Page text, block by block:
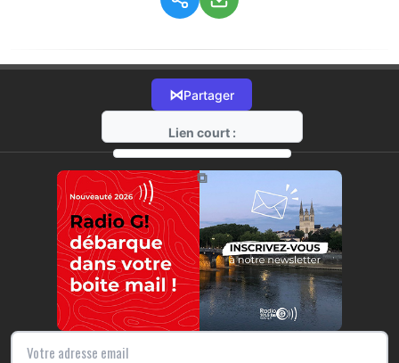
⋈Partager
Lien court :
https://radio-g.fr?4871
⧉